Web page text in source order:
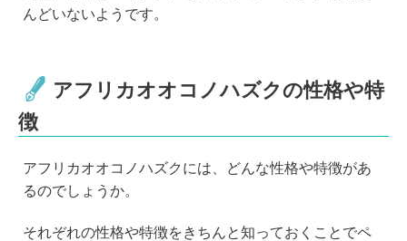
んどいないようです。
アフリカオオコノハズクの性格や特
徴
アフリカオオコノハズクには、どんな性格や特徴があ
るのでしょうか。
それぞれの性格や特徴をきちんと知っておくことでペ